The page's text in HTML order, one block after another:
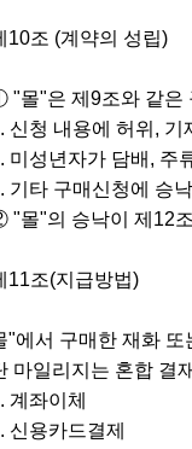
10조 (계약의 성립)
"몰"은 제9조와 같은
신청 내용에 허위,
미성년자가 담배, 주
기타 구매신청에 승
"몰"의 승낙이 제12
11조(지급방법)
"에서 구매한 재화
마일리지는 혼합 결
계좌이체
신용카드결제